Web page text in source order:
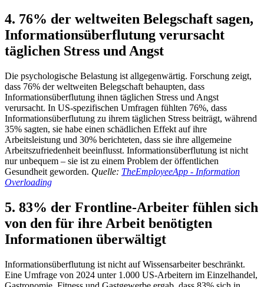
4. 76% der weltweiten Belegschaft sagen,
Informationsüberflutung verursacht
täglichen Stress und Angst
Die psychologische Belastung ist allgegenwärtig. Forschung zeigt,
dass 76% der weltweiten Belegschaft behaupten, dass
Informationsüberflutung ihnen täglichen Stress und Angst
verursacht. In US-spezifischen Umfragen fühlten 76%, dass
Informationsüberflutung zu ihrem täglichen Stress beiträgt, während
35% sagten, sie habe einen schädlichen Effekt auf ihre
Arbeitsleistung und 30% berichteten, dass sie ihre allgemeine
Arbeitszufriedenheit beeinflusst. Informationsüberflutung ist nicht
nur unbequem – sie ist zu einem Problem der öffentlichen
Gesundheit geworden. Quelle: TheEmployeeApp - Information
Overloading
5. 83% der Frontline-Arbeiter fühlen sich
von den für ihre Arbeit benötigten
Informationen überwältigt
Informationsüberflutung ist nicht auf Wissensarbeiter beschränkt.
Eine Umfrage von 2024 unter 1.000 US-Arbeitern im Einzelhandel,